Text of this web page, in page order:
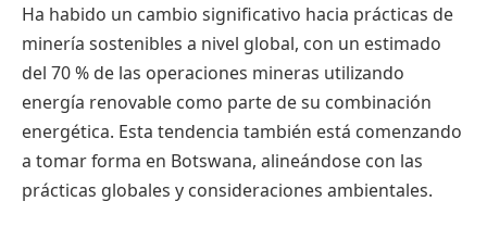
Ha habido un cambio significativo hacia prácticas de
minería sostenibles a nivel global, con un estimado
del 70 % de las operaciones mineras utilizando
energía renovable como parte de su combinación
energética. Esta tendencia también está comenzando
a tomar forma en Botswana, alineándose con las
prácticas globales y consideraciones ambientales.